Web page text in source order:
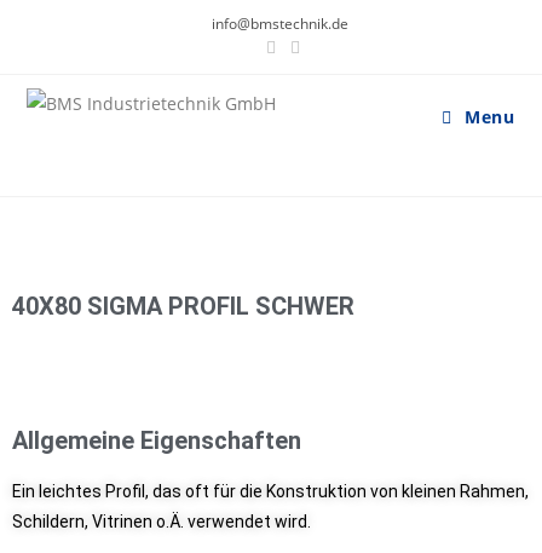
info@bmstechnik.de
Menu
40X80 SIGMA PROFIL SCHWER
Allgemeine Eigenschaften
Ein leichtes Profil, das oft für die Konstruktion von kleinen Rahmen,
Schildern, Vitrinen o.Ä. verwendet wird.